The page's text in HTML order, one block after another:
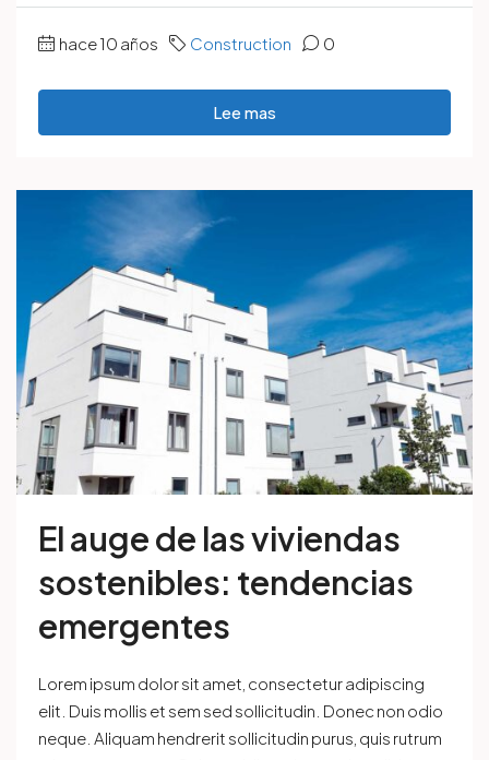
hace 10 años Construction 0
Lee mas
El auge de las viviendas
sostenibles: tendencias
emergentes
Lorem ipsum dolor sit amet, consectetur adipiscing
elit. Duis mollis et sem sed sollicitudin. Donec non odio
neque. Aliquam hendrerit sollicitudin purus, quis rutrum